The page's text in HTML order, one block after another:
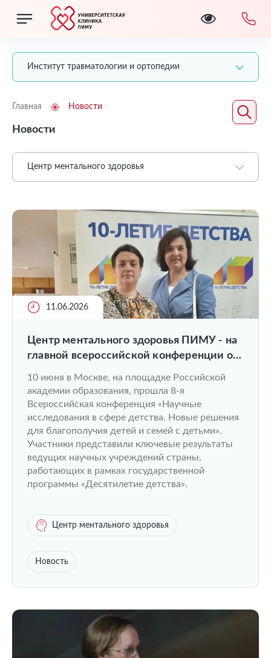
Институт травматологии и ортопедии
Главная Новости
Новости
Центр ментального здоровья
11.06.2026
Центр ментального здоровья ПИМУ - на
главной всероссийской конференции о
10 июня в Москве, на площадке Российской
академии образования, прошла 8-я
Всероссийская конференция «Научные
исследования в сфере детства. Новые решения
для благополучия детей и семей с детьми».
Участники представили ключевые результаты
ведущих научных учреждений страны,
работающих в рамках государственной
программы «Десятилетие детства».
Центр ментального здоровья
Новость